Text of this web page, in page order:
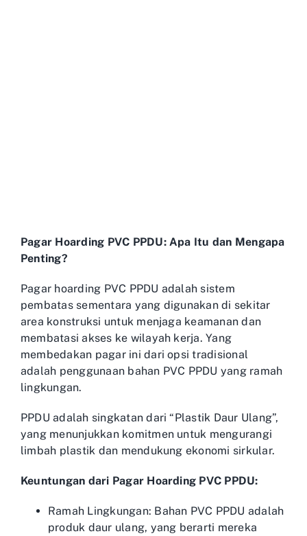
Pagar Hoarding PVC PPDU: Apa Itu dan Mengapa
Penting?
Pagar hoarding PVC PPDU adalah sistem
pembatas sementara yang digunakan di sekitar
area konstruksi untuk menjaga keamanan dan
membatasi akses ke wilayah kerja. Yang
membedakan pagar ini dari opsi tradisional
adalah penggunaan bahan PVC PPDU yang ramah
lingkungan.
PPDU adalah singkatan dari “Plastik Daur Ulang”,
yang menunjukkan komitmen untuk mengurangi
limbah plastik dan mendukung ekonomi sirkular.
Keuntungan dari Pagar Hoarding PVC PPDU:
Ramah Lingkungan: Bahan PVC PPDU adalah
produk daur ulang, yang berarti mereka